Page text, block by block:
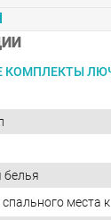
КОМПЛЕКТЫ
белья
места